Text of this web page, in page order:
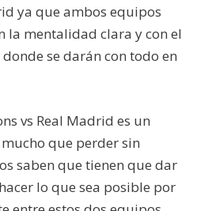
ya que ambos equipos
la mentalidad clara y con el
se darán con todo en
vs Real Madrid es un
que perder sin
saben que tienen que dar
lo que sea posible por